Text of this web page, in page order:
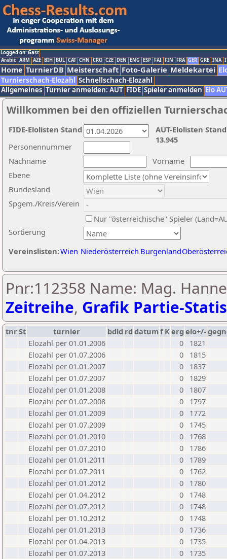
Logged on: Gast
Arabic ARM AZE BIH BUL CAT CHN CRO CZE DEN ENG ESP FAI FIN FRA GER GRE INA
Home TurnierDB Meisterschaft Foto-Galerie Meldekartei
Turnierschach-Elozahl Schnellschach-Elozahl
Allgemeines Turnier anmelden: AUT FIDE Spieler anmelden Elo
Willkommen bei den offiziellen
Nachname
Vorname
Ebene
Sortierung
Personennummer
Bundesland
Spgem./Kreis/Verein
Nur "österreichische" Spieler
Vereinslisten:Wien Niederösterreich Burgenland
AUT-Elolisten
13.945
FIDE-Elolisten Stand
Pnr:112358 Name: Mag.
Zeitreihe, Grafik Partie-
tnrSt turnier bdld rd datumf Kerg elo+/-
Elozahl per 01.01.2006
0
1821
Elozahl per 01.07.2006
0
1815
Elozahl per 01.01.2007
0
1837
Elozahl per 01.07.2007
0
1829
Elozahl per 01.01.2008
0
1807
Elozahl per 01.07.2008
0
1797
Elozahl per 01.01.2009
0
1772
Elozahl per 01.07.2009
0
1745
Elozahl per 01.01.2010
0
1768
Elozahl per 01.07.2010
0
1786
Elozahl per 01.01.2011
0
1789
Elozahl per 01.07.2011
0
1762
Elozahl per 01.01.2012
0
1780
Elozahl per 01.04.2012
0
1748
Elozahl per 01.07.2012
0
1748
Elozahl per 01.10.2012
0
1748
Elozahl per 01.01.2013
0
1736
Elozahl per 01.04.2013
0
1735
Elozahl per 01.07.2013
0
1735